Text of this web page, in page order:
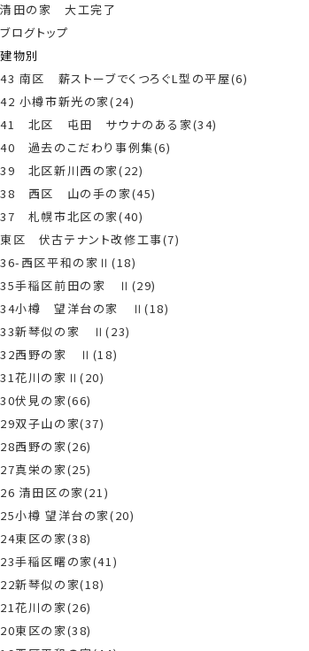
清田の家 大工完了
ブログトップ
建物別
43 南区 薪ストーブでくつろぐL型の平屋(6)
42 小樽市新光の家(24)
41 北区 屯田 サウナのある家(34)
40 過去のこだわり事例集(6)
39 北区新川西の家(22)
38 西区 山の手の家(45)
37 札幌市北区の家(40)
東区 伏古テナント改修工事(7)
36-西区平和の家Ⅱ(18)
35手稲区前田の家 Ⅱ(29)
34小樽 望洋台の家 Ⅱ(18)
33新琴似の家 Ⅱ(23)
32西野の家 Ⅱ(18)
31花川の家Ⅱ(20)
30伏見の家(66)
29双子山の家(37)
28西野の家(26)
27真栄の家(25)
26 清田区の家(21)
25小樽 望洋台の家(20)
24東区の家(38)
23手稲区曙の家(41)
22新琴似の家(18)
21花川の家(26)
20東区の家(38)